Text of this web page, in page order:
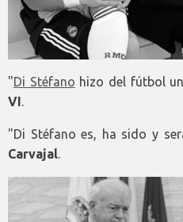
"Di Stéfano hizo del fútbol
VI.
"Di Stéfano es, ha sido y
Carvajal.